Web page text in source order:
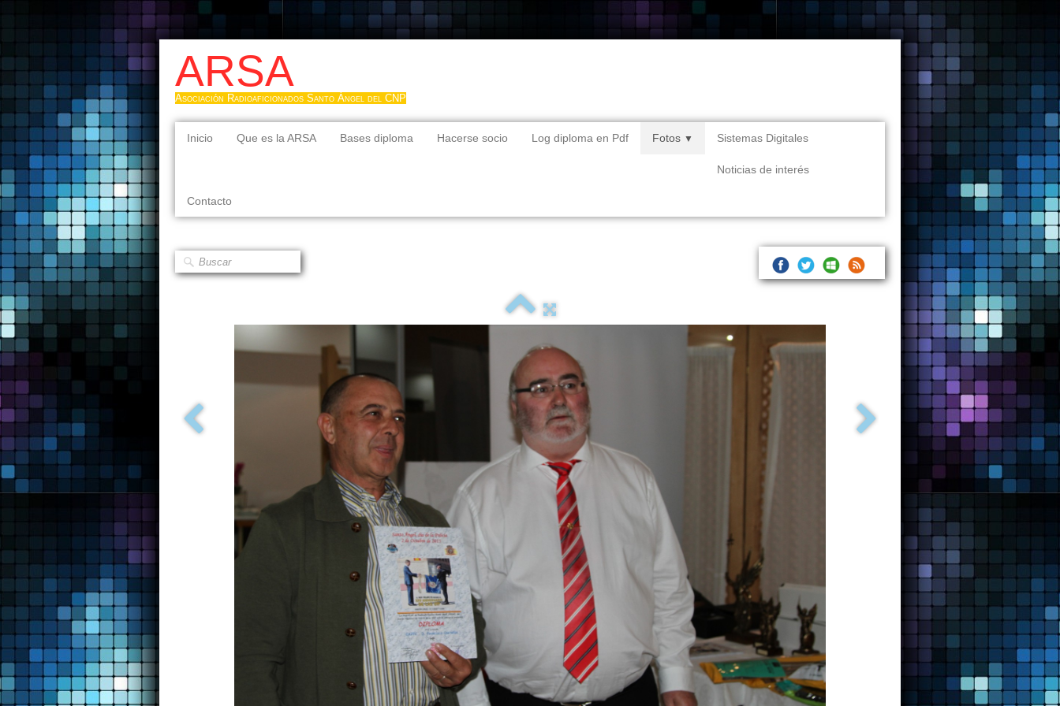
ARSA
Asociación Radioaficionados Santo Ángel del CNP
Inicio Que es la ARSA Bases diploma Hacerse socio Log diploma en Pdf Fotos ▼ Sistemas Digitales
Noticias de interés
Contacto